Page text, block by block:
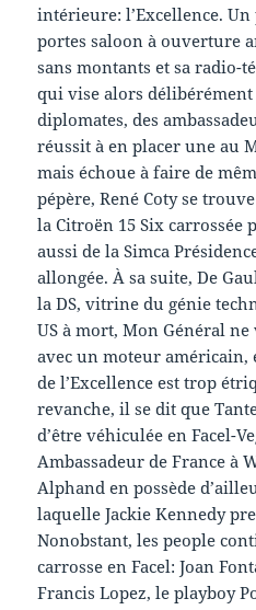
intérieure: l’Excellence.
portes saloon à ouverture
sans montants et sa radio-
qui vise alors délibérément
diplomates, des
réussit à en placer une au
mais échoue à faire de
pépère, René Coty se
la Citroën 15 Six carrossée
aussi de la Simca
allongée. À sa suite, De
la DS, vitrine du génie
US à mort, Mon Général
avec un moteur américain,
de l’Excellence est trop
revanche, il se dit que
d’être véhiculée en Facel-
Ambassadeur de France à
Alphand en possède
laquelle Jackie Kennedy
Nonobstant, les people
carrosse en Facel: Joan
Francis Lopez, le playboy